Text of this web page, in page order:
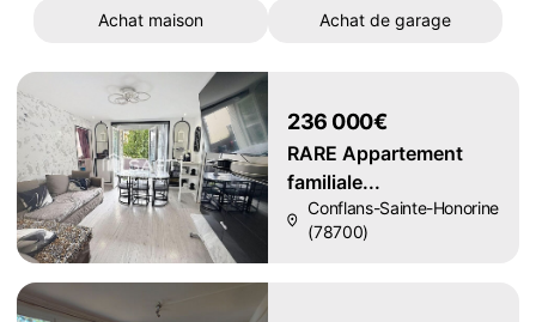
Achat maison Achat de garage
236 000€
RARE Appartement
familiale...
Conflans-Sainte-Honorine
(78700)